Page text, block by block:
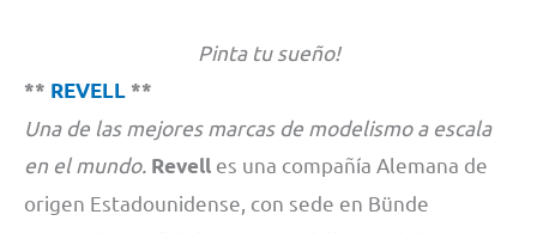
Pinta tu sueño!
** REVELL **
Una de las mejores marcas de modelismo a escala
en el mundo. Revell es una compañía Alemana de
origen Estadounidense, con sede en Bünde